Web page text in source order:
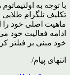
با توجه به
تکلیف تلگرام طلایی
ماهیت اصلی خود را
ادامه فعالیت خود
خود مبنی بر فیلتر
انتهای پیام/